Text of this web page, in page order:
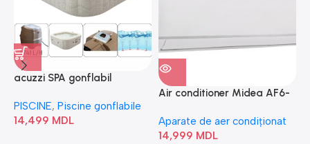
acuzzi SPA gonflabil
Bubble” 28446
PISCINE, Piscine gonflabile
14,499 MDL
Air conditioner Midea AF6-
Aparate de aer condiționat
14,999 MDL